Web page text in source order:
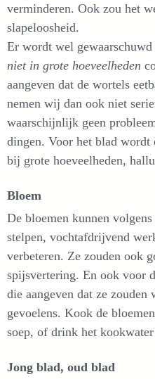
verminderen. Ook zou het
slapeloosheid.
Er wordt wel
niet in grote hoeveelheden
aangeven dat de wortels
nemen wij dan ook niet
waarschijnlijk geen
dingen. Voor het blad wordt
bij grote hoeveelheden,
Bloem
De bloemen kunnen
stelpen, vochtafdrijvend
verbeteren. Ze zouden ook
spijsvertering. En ook voor
die aangeven dat ze zouden
gevoelens. Kook de
soep, of drink het kookwater
Jong blad, oud blad